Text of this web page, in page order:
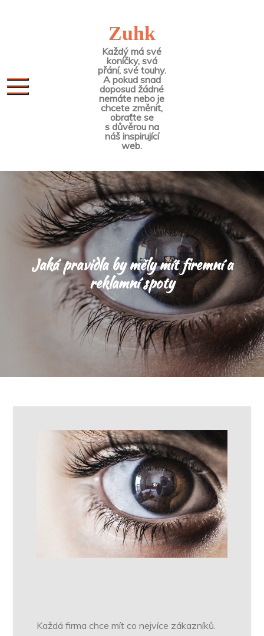
Zuhk
Každý má své
koníčky, svá
přání, své touhy.
A pokud snad
doposud žádné
nemáte nebo je
chcete změnit,
obraťte se
s důvěrou na
náš inspirující
web.
Jaká pravidla by měly mít firemní a
reklamní spoty
Každá firma chce mít co nejvíce zákazníků.